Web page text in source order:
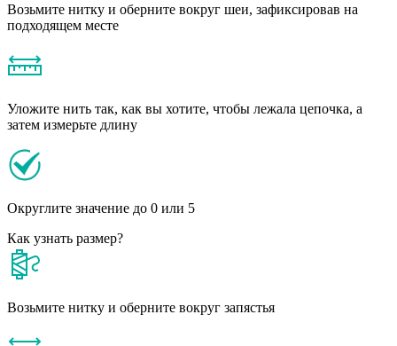
Возьмите нитку и оберните вокруг шеи, зафиксировав на
подходящем месте
Уложите нить так, как вы хотите, чтобы лежала цепочка, а
затем измерьте длину
Округлите значение до 0 или 5
Как узнать размер?
Возьмите нитку и оберните вокруг запястья